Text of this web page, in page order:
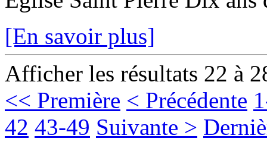
[En savoir plus]
Afficher les résultats 22 à
<< Première < Précédente
42 43-49 Suivante >